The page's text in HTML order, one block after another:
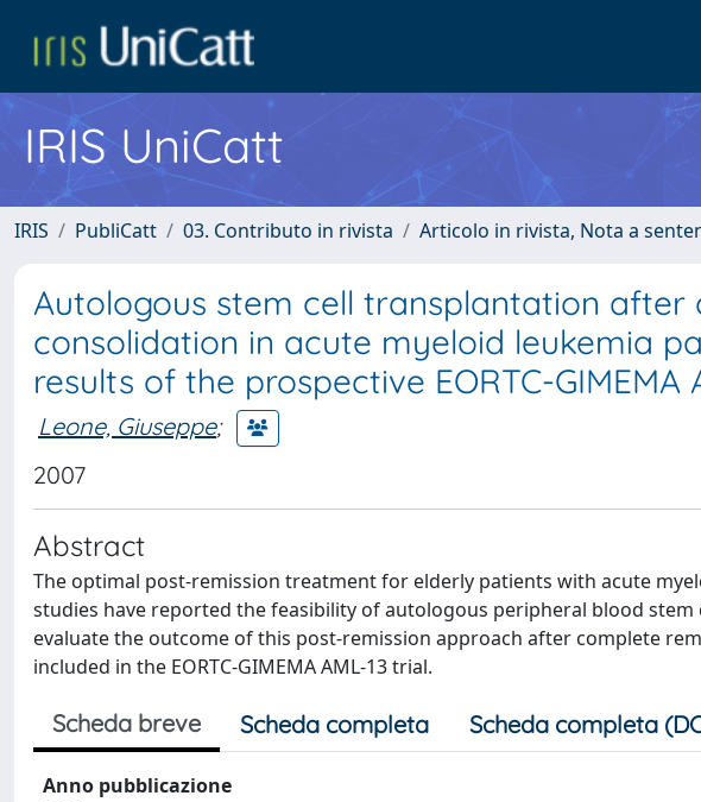
IRIS UniCatt
IRIS PubliCatt 03. Contributo in rivista Articolo in rivista, Nota a
Autologous stem cell transplantation
consolidation in acute myeloid leukemia
results of the prospective EORTC-GIMEMA
Leone, Giuseppe;
2007
Abstract
The optimal post-remission treatment for elderly patients with acute
studies have reported the feasibility of autologous peripheral blood stem
evaluate the outcome of this post-remission approach after complete
included in the EORTC-GIMEMA AML-13 trial.
Scheda breve Scheda completa Scheda completa
Anno pubblicazione